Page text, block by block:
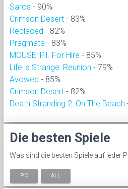
Saros - 90%
Crimson Desert - 83%
Replaced - 82%
Pragmata - 83%
MOUSE: P.I. For Hire - 85%
Life is Strange: Reunion - 79%
Avowed - 85%
Crimson Desert - 82%
Death Stranding 2: On The Beach
Die besten Spiele
Was sind die besten Spiele auf jeder
PC ALL